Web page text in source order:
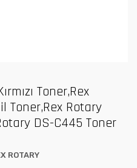
Toner,Rex
Toner,Rex Rotary
DS-C445 Toner
ROTARY